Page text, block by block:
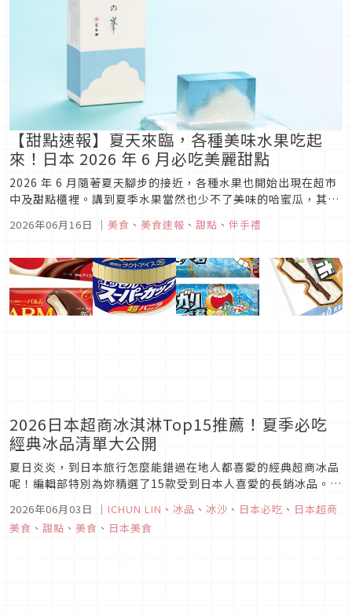
【甜點速報】夏天來臨，各種美味水果吃起
來！日本 2026 年 6 月必吃美麗甜點
2026 年 6 月隨著夏天腳步的接近，各種水果也開始出現在超市
中及甜點櫃裡。講到夏季水果當然也少不了美味的哈蜜瓜，其他
味，選擇水果系甜點準沒錯！這個夏季，就來品嚐眾多新鮮水果
2026年06月16日 ｜ 美食 、 美食速報 、 甜點 、 伴手禮
2026日本超商冰淇淋Top15推薦！夏季必吃
經典冰品清單大公開
夏日炎炎，到日本旅行怎麼能錯過在地人都喜愛的經典超商冰品
呢！編輯部特別為妳精選了15款受到日本人喜愛的長銷冰品。每
一款都能在超商輕鬆買到，每一口都讓人秒回味日本冰品的魅
力。無論妳喜歡濃郁，亦或是清爽的口味，這份清單都能滿足你
的需求，出發前先筆記起來！
2026年06月03日 ｜ ICHUN LIN 、 冰品 、 冰沙 、 日本必吃 、 日本超商
美食 、 甜點 、 美食 、 日本美食